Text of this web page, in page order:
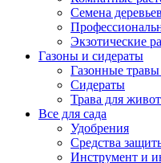
Семена
Экзотические
Газоны и сидераты
Газонные
Сидераты
Трава для
Все для сада
Удобрения
Средства
Инструмент и